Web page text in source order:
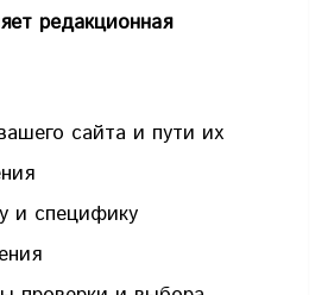
редакционная
сайта и пути их
и специфику